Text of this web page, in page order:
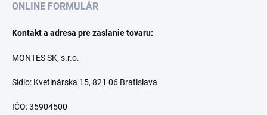
ONLINE FORMULÁR
Kontakt a adresa pre zaslanie tovaru:
MONTES SK, s.r.o.
Sídlo: Kvetinárska 15, 821 06 Bratislava
IČO: 35904500